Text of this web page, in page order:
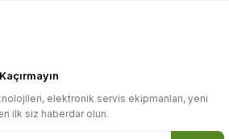
elektronik servis ekipmanları, yeni
ilk siz haberdar olun.